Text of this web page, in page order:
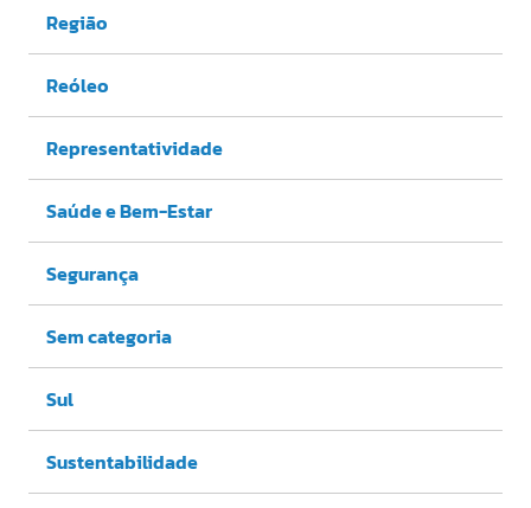
Região
Reóleo
Representatividade
Saúde e Bem-Estar
Segurança
Sem categoria
Sul
Sustentabilidade